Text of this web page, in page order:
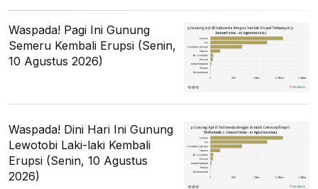
Waspada! Pagi Ini Gunung
Semeru Kembali Erupsi (Senin,
10 Agustus 2026)
Waspada! Dini Hari Ini Gunung
Lewotobi Laki-laki Kembali
Erupsi (Senin, 10 Agustus
2026)